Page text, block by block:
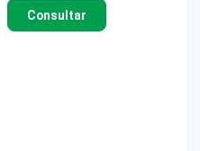
Consultar